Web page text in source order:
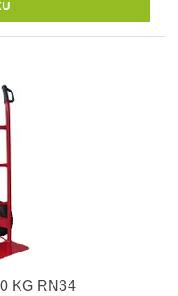
KG RN34